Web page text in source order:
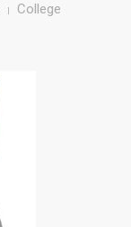
College